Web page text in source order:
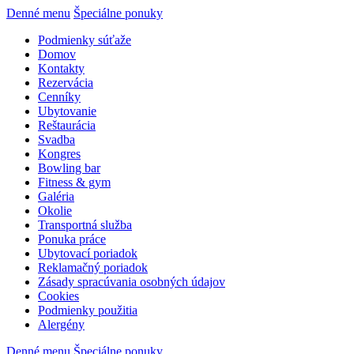
Denné menu Špeciálne ponuky
Podmienky súťaže
Domov
Kontakty
Rezervácia
Cenníky
Ubytovanie
Reštaurácia
Svadba
Kongres
Bowling bar
Fitness & gym
Galéria
Okolie
Transportná služba
Ponuka práce
Ubytovací poriadok
Reklamačný poriadok
Zásady spracúvania osobných údajov
Cookies
Podmienky použitia
Alergény
Denné menu Špeciálne ponuky